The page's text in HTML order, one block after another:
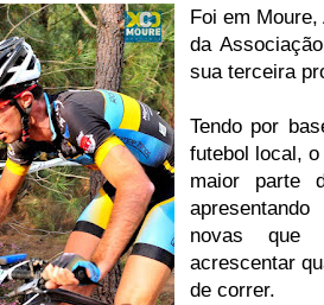
Foi em Moure,
da
sua terceira
Tendo por
futebol local,
maior parte
novas que
acrescentar
de correr.